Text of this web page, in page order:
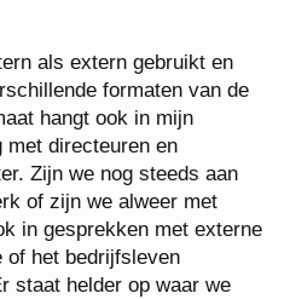
als extern gebruikt en
formaten van de
hangt ook in mijn
met directeuren en
Zijn we nog steeds aan
of zijn we alweer met
in gesprekken met externe
of het bedrijfsleven
staat helder op waar we